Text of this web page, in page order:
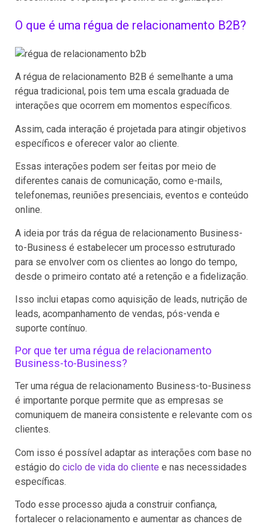
O que é uma régua de relacionamento B2B?
A régua de relacionamento B2B é semelhante a uma
régua tradicional, pois tem uma escala graduada de
interações que ocorrem em momentos específicos.
Assim, cada interação é projetada para atingir objetivos
específicos e oferecer valor ao cliente.
Essas interações podem ser feitas por meio de
diferentes canais de comunicação, como e-mails,
telefonemas, reuniões presenciais, eventos e conteúdo
online.
A ideia por trás da régua de relacionamento Business-
to-Business é estabelecer um processo estruturado
para se envolver com os clientes ao longo do tempo,
desde o primeiro contato até a retenção e a fidelização.
Isso inclui etapas como aquisição de leads, nutrição de
leads, acompanhamento de vendas, pós-venda e
suporte contínuo.
Por que ter uma régua de relacionamento
Business-to-Business?
Ter uma régua de relacionamento Business-to-Business
é importante porque permite que as empresas se
comuniquem de maneira consistente e relevante com os
clientes.
Com isso é possível adaptar as interações com base no
estágio do ciclo de vida do cliente e nas necessidades
específicas.
Todo esse processo ajuda a construir confiança,
fortalecer o relacionamento e aumentar as chances de